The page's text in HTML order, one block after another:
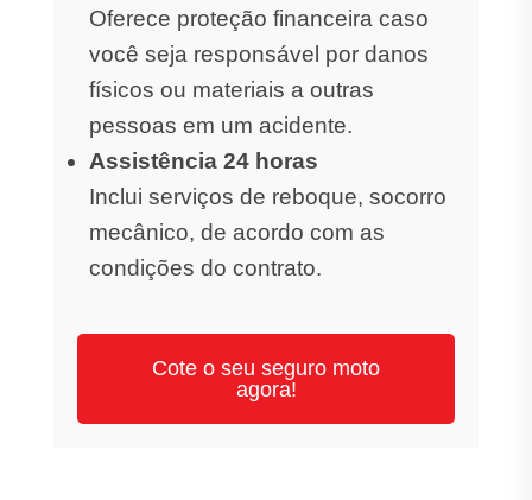
Oferece proteção financeira caso
você seja responsável por danos
físicos ou materiais a outras
pessoas em um acidente.
Assistência 24 horas
Inclui serviços de reboque, socorro
mecânico, de acordo com as
condições do contrato.
Cote o seu seguro moto
agora!